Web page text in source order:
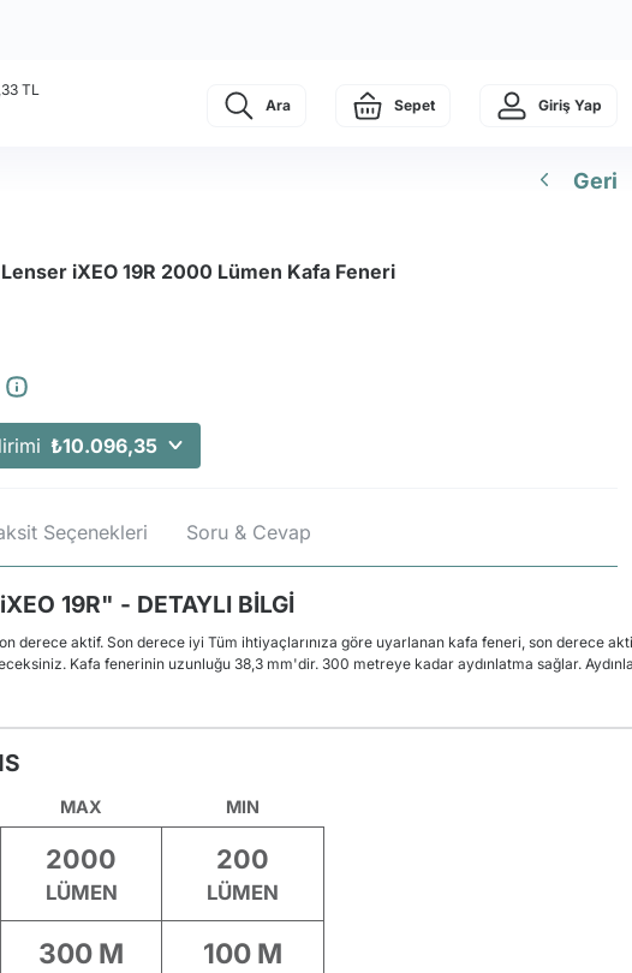
Ara Sepet Giriş Yap
Geri
iXEO 19R 2000 Lümen Kafa Feneri
₺10.096,35
Seçenekleri Soru & Cevap
19R" - DETAYLI BİLGİ
derece aktif. Son derece iyi Tüm ihtiyaçlarınıza göre uyarlanan kafa feneri, son derece
Kafa fenerinin uzunluğu 38,3 mm'dir. 300 metreye kadar aydınlatma sağlar.
MAX MIN
2000
LÜMEN
200
LÜMEN
300 M 100 M